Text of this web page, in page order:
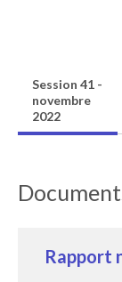
Session 41 -
novembre
2022
Rapport